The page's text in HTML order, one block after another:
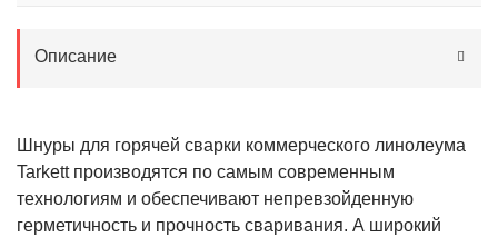
Описание
Шнуры для горячей сварки коммерческого линолеума
Tarkett производятся по самым современным
технологиям и обеспечивают непревзойденную
герметичность и прочность сваривания. А широкий